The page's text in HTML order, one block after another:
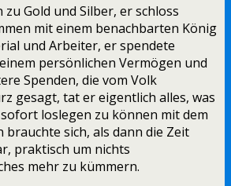
Gold und Silber, er schloss
mit einem benachbarten König
und Arbeiter, er spendete
persönlichen Vermögen und
Spenden, die vom Volk
gesagt, tat er eigentlich alles, was
loslegen zu können mit dem
brauchte sich, als dann die Zeit
praktisch um nichts
mehr zu kümmern.